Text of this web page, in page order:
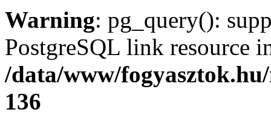
Warning: pg_query():
PostgreSQL link resource
/data/www/
136